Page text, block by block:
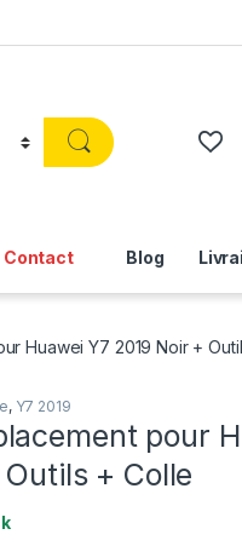
Contact Blog
Huawei Y7 2019 Noir +
, Y7 2019
pour
+ Colle